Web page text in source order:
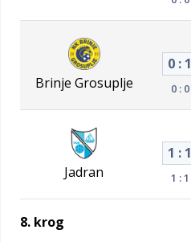
Brinje Grosuplje
0 : 1
0 : 0
Jadran
1 : 1
1 : 1
8. krog